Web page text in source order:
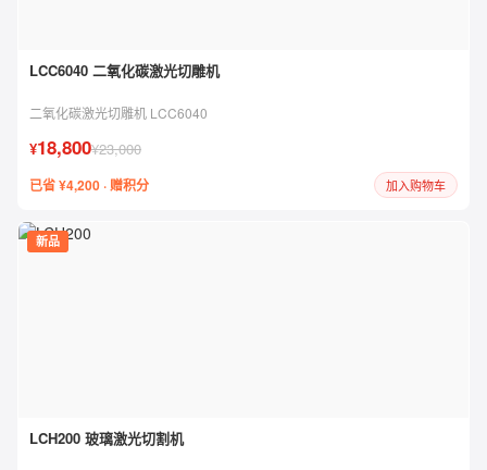
LCC6040 二氧化碳激光切雕机
二氧化碳激光切雕机 LCC6040
¥18,800¥23,000
已省 ¥4,200 · 赠积分 加入购物车
新品
LCH200 玻璃激光切割机